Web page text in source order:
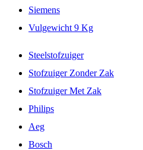
Siemens
Vulgewicht 9 Kg
Steelstofzuiger
Stofzuiger Zonder Zak
Stofzuiger Met Zak
Philips
Aeg
Bosch